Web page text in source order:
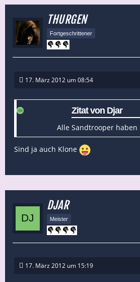
THURGEN
Fortgeschrittener
17. März 2012 um 08:54
Zitat von Djar
Alle Sandtrooper haben
Sind ja auch Klone
DJAR
Meister
17. März 2012 um 15:19